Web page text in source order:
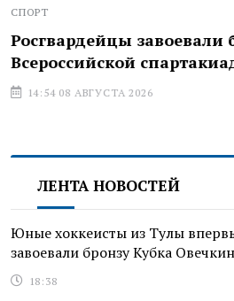
СПОРТ
Росгвардейцы завоевали
Всероссийской
14:54 08 АВГУСТА 2026
ЛЕНТА НОВОСТЕЙ
Юные хоккеисты из Тулы
завоевали бронзу Кубка
18:38